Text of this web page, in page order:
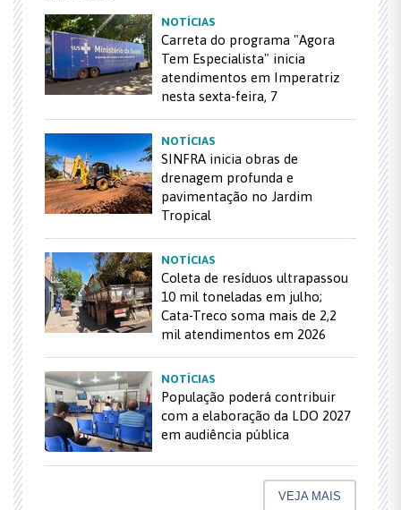
NOTÍCIAS
Carreta do programa "Agora
Tem Especialista" inicia
atendimentos em Imperatriz
nesta sexta-feira, 7
NOTÍCIAS
SINFRA inicia obras de
drenagem profunda e
pavimentação no Jardim
Tropical
NOTÍCIAS
Coleta de resíduos ultrapassou
10 mil toneladas em julho;
Cata-Treco soma mais de 2,2
mil atendimentos em 2026
NOTÍCIAS
População poderá contribuir
com a elaboração da LDO 2027
em audiência pública
VEJA MAIS